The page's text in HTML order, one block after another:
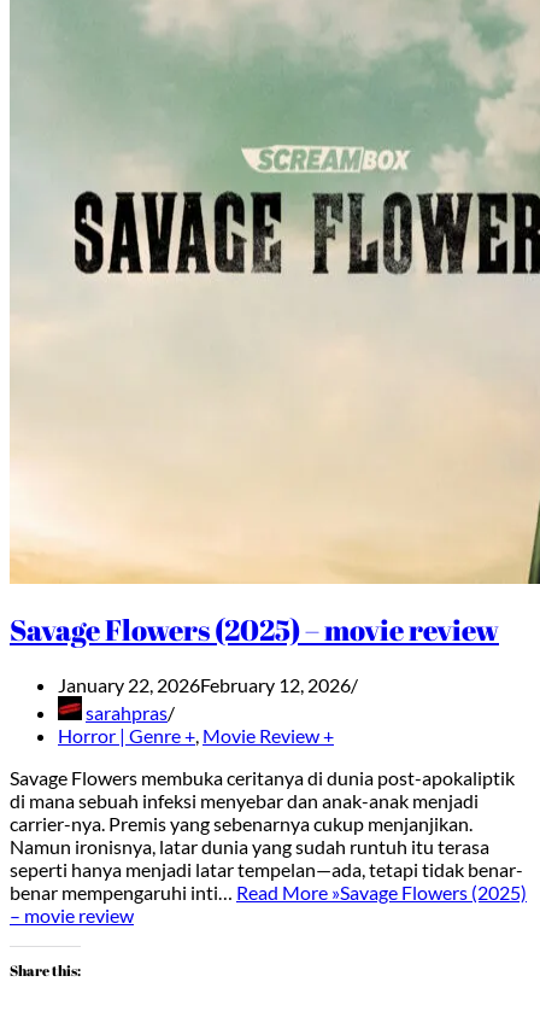
Savage Flowers (2025) – movie review
January 22, 2026February 12, 2026
sarahpras
Horror | Genre +, Movie Review +
Savage Flowers membuka ceritanya di dunia post-apokaliptik
di mana sebuah infeksi menyebar dan anak-anak menjadi
carrier-nya. Premis yang sebenarnya cukup menjanjikan.
Namun ironisnya, latar dunia yang sudah runtuh itu terasa
seperti hanya menjadi latar tempelan—ada, tetapi tidak benar-
benar mempengaruhi inti… Read More »Savage Flowers (2025)
– movie review
Share this: